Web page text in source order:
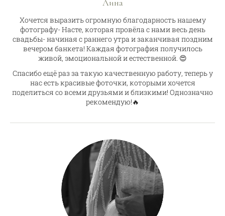
Лина
Хочется выразить огромную благодарность нашему
фотографу- Насте, которая провёла с нами весь день
свадьбы- начиная с раннего утра и заканчивая поздним
вечером банкета! Каждая фотография получилось
живой, эмоциональной и естественной. 😍
Спасибо ещё раз за такую качественную работу, теперь у
нас есть красивые фоточки, которыми хочется
поделиться со всеми друзьями и близкими! Однозначно
рекомендую!🔥